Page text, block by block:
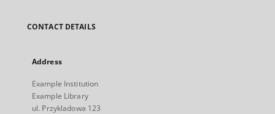
CONTACT DETAILS
Address
Example Institution
Example Library
ul. Przykladowa 123